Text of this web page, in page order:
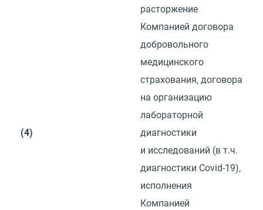
(4)
расторжение
Компанией договора
добровольного
медицинского
страхования, договора
на организацию
лабораторной
диагностики
и исследований (в т.ч.
диагностики Covid-19),
исполнения
Компанией